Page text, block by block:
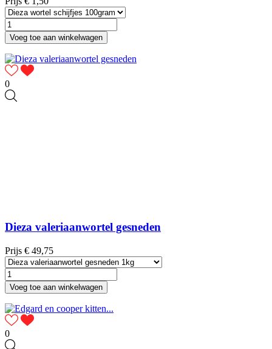
Voeg toe aan winkelwagen
0
Dieza valeriaanwortel gesneden
Prijs € 49,75
Voeg toe aan winkelwagen
0